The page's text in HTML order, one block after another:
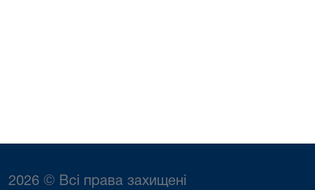
2026 © Всі права захищені